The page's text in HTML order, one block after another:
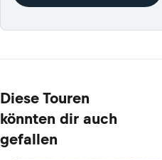
Diese Touren
könnten dir auch
gefallen